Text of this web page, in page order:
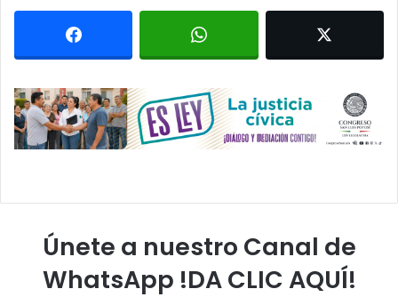
Únete a nuestro Canal de
WhatsApp !DA CLIC AQUÍ!